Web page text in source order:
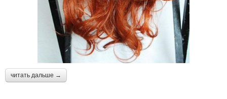
читать дальше →